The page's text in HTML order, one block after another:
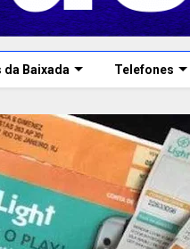
da Baixada Telefones